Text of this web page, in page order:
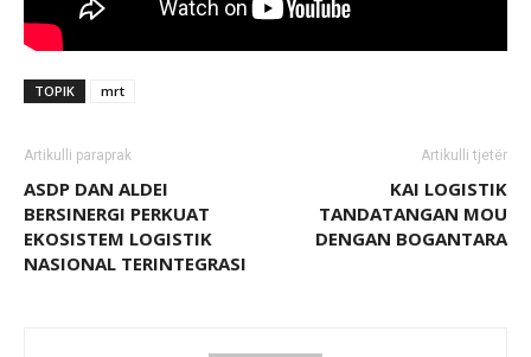
TOPIK mrt
Artikulli paraprak
ASDP DAN ALDEI
BERSINERGI PERKUAT
EKOSISTEM LOGISTIK
NASIONAL TERINTEGRASI
Artikulli tjetër
KAI LOGISTIK
TANDATANGAN MOU
DENGAN BOGANTARA